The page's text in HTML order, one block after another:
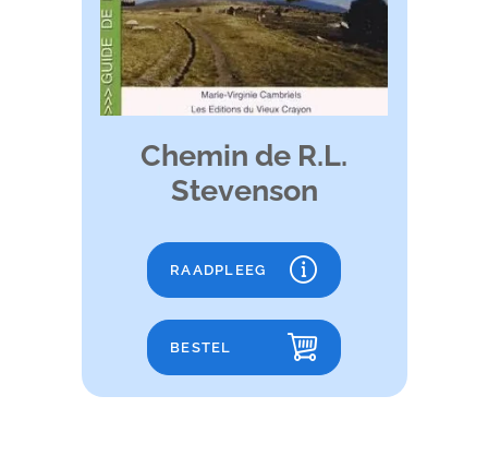
Chemin de R.L.
Stevenson
RAADPLEEG
BESTEL